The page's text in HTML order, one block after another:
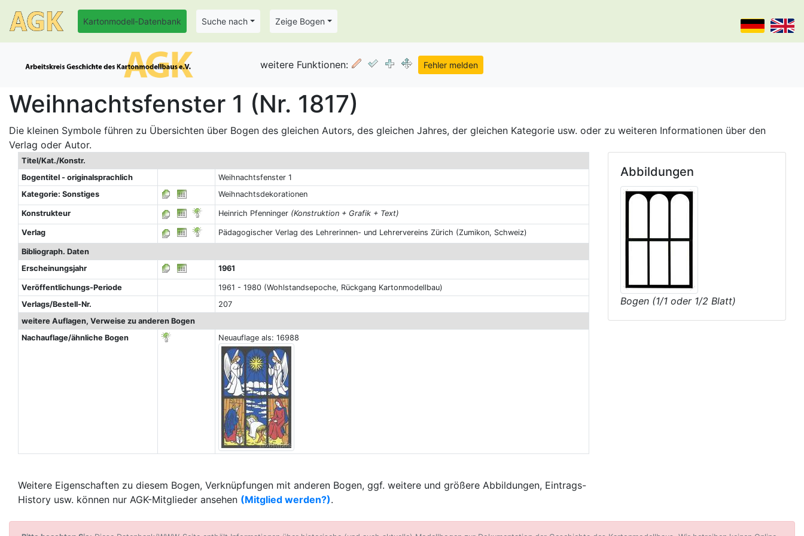
Kartonmodell-Datenbank Suche nach Zeige Bogen
weitere Funktionen:
Weihnachtsfenster 1 (Nr. 1817)
Die kleinen Symbole führen zu Übersichten über Bogen des gleichen Autors, des gleichen Jahres, der gleichen Kategorie usw. oder zu weiteren Informationen über den
Verlag oder Autor.
Titel/Kat./Konstr.
Bogentitel - originalsprachlich
Weihnachtsfenster 1
Kategorie: Sonstiges
Weihnachtsdekorationen
Konstrukteur Heinrich Pfenninger (Konstruktion + Grafik + Text)
Verlag Pädagogischer Verlag des Lehrerinnen- und Lehrervereins Zürich (Zumikon, Schweiz)
Bibliograph. Daten
Erscheinungsjahr
1961
Veröffentlichungs-Periode
1961 - 1980 (Wohlstandsepoche, Rückgang Kartonmodellbau)
Verlags/Bestell-Nr.
207
weitere Auflagen, Verweise zu anderen Bogen
Nachauflage/ähnliche Bogen
Neuauflage als: 16988
Weitere Eigenschaften zu diesem Bogen, Verknüpfungen mit anderen Bogen, ggf. weitere und größere Abbildungen, Eintrags-
History usw. können nur AGK-Mitglieder ansehen (Mitglied werden?).
Abbildungen
Bogen (1/1 oder 1/2 Blatt)